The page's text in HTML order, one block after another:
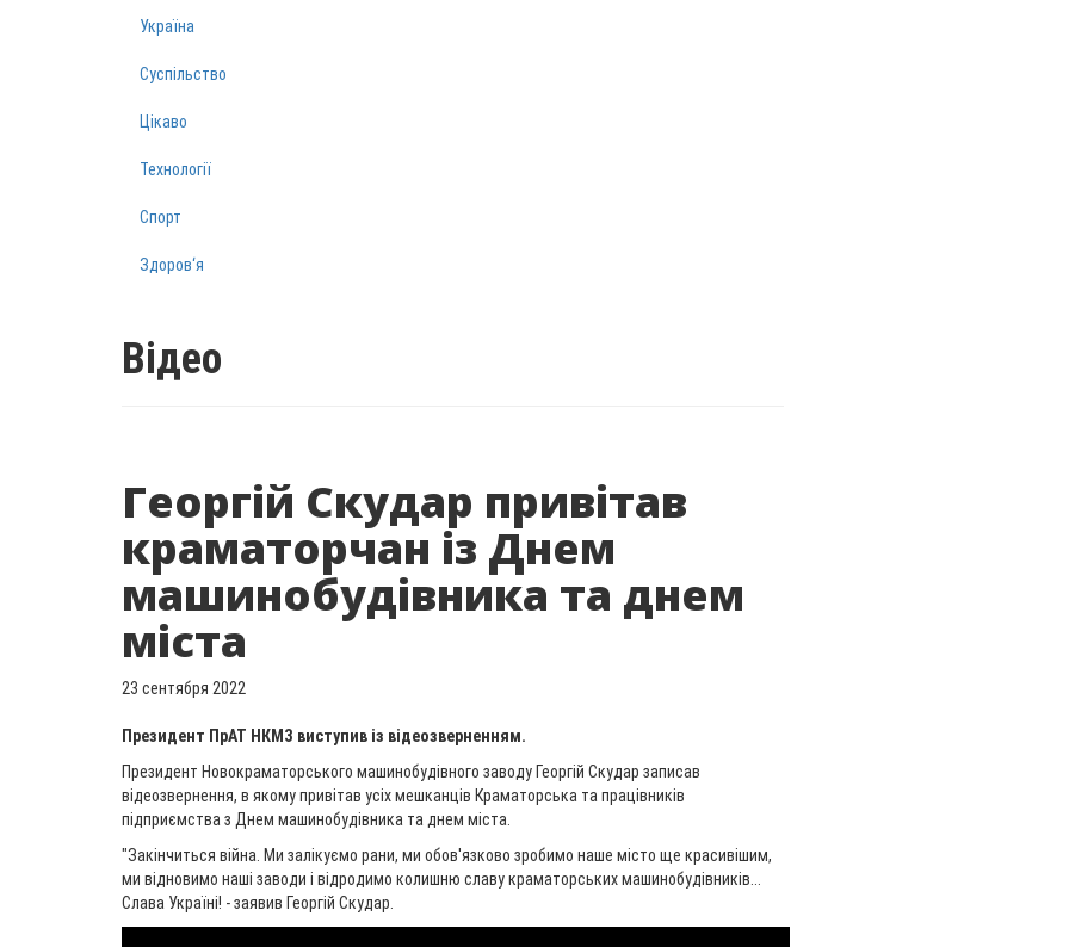
Україна
Суспільство
Цікаво
Технології
Спорт
Здоров‘я
Відео
Георгій Скудар привітав
краматорчан із Днем
машинобудівника та днем
міста
23 сентября 2022
Президент ПрАТ НКМЗ виступив із відеозверненням.
Президент Новокраматорського машинобудівного заводу Георгій Скудар записав
відеозвернення, в якому привітав усіх мешканців Краматорська та працівників
підприємства з Днем машинобудівника та днем міста.
"Закінчиться війна. Ми залікуємо рани, ми обов'язково зробимо наше місто ще красивішим,
ми відновимо наші заводи і відродимо колишню славу краматорських машинобудівників...
Слава Україні! - заявив Георгій Скудар.